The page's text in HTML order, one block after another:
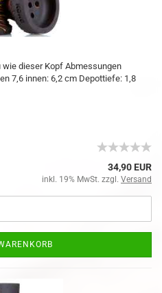
wie dieser Kopf Abmessungen
7,6 innen: 6,2 cm Depottiefe: 1,8
34,90 EUR
inkl. 19% MwSt. zzgl. Versand